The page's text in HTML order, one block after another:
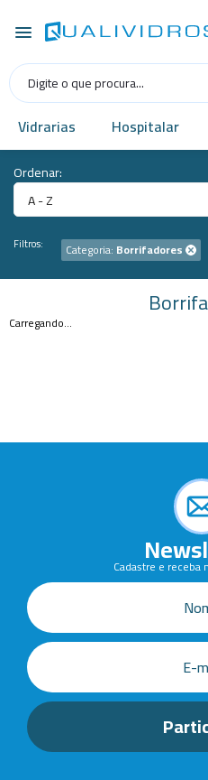
Vidrarias Hospitalar
Ordenar:
A - Z
Filtros: Categoria: Borrifadores
Carregando...
Cadastre e receba